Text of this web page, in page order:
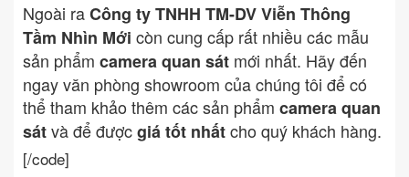
Ngoài raCông ty TNHH TM-DV Viễn Thông
Tầm Nhìn Mới còn cung cấp rất nhiều các mẫu
sản phẩm camera quan sát mới nhất. Hãy đến
ngay văn phòng showroom của chúng tôi để có
thể tham khảo thêm các sản phẩm camera quan
sátvà để đượcgiá tốt nhấtcho quý khách hàng.
[/code]